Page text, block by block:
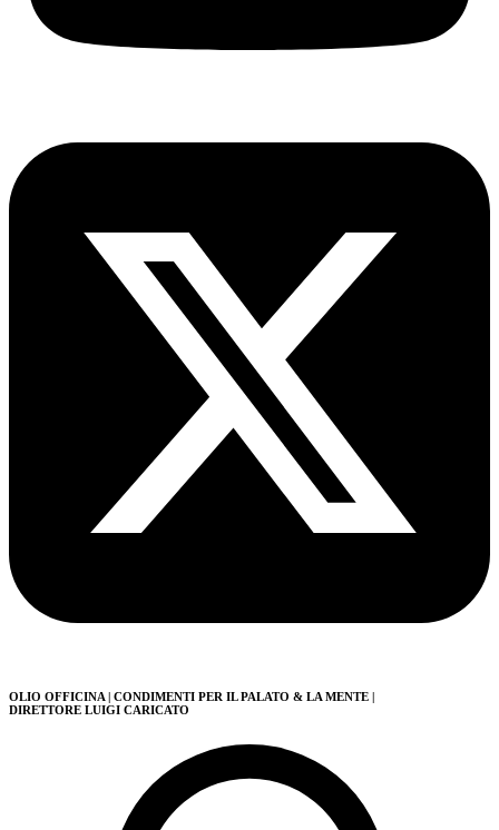
OLIO OFFICINA | CONDIMENTI PER IL PALATO & LA MENTE |
DIRETTORE LUIGI CARICATO